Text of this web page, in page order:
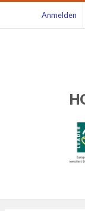
Anmelden